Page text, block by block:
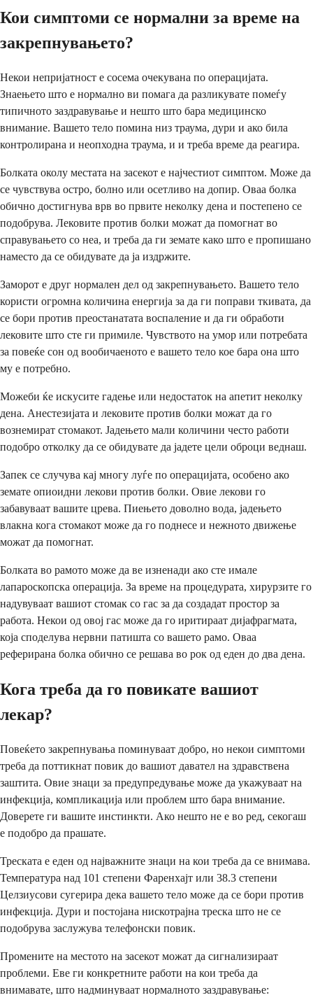
Кои симптоми се нормални за време на
закрепнувањето?
Некои непријатност е сосема очекувана по операцијата.
Знаењето што е нормално ви помага да разликувате помеѓу
типичното заздравување и нешто што бара медицинско
внимание. Вашето тело помина низ траума, дури и ако била
контролирана и неопходна траума, и и треба време да реагира.
Болката околу местата на засекот е најчестиот симптом. Може да
се чувствува остро, болно или осетливо на допир. Оваа болка
обично достигнува врв во првите неколку дена и постепено се
подобрува. Лековите против болки можат да помогнат во
справувањето со неа, и треба да ги земате како што е пропишано
наместо да се обидувате да ја издржите.
Заморот е друг нормален дел од закрепнувањето. Вашето тело
користи огромна количина енергија за да ги поправи ткивата, да
се бори против преостанатата воспаление и да ги обработи
лековите што сте ги примиле. Чувството на умор или потребата
за повеќе сон од вообичаеното е вашето тело кое бара она што
му е потребно.
Можеби ќе искусите гадење или недостаток на апетит неколку
дена. Анестезијата и лековите против болки можат да го
вознемират стомакот. Јадењето мали количини често работи
подобро отколку да се обидувате да јадете цели оброци веднаш.
Запек се случува кај многу луѓе по операцијата, особено ако
земате опиоидни лекови против болки. Овие лекови го
забавуваат вашите црева. Пиењето доволно вода, јадењето
влакна кога стомакот може да го поднесе и нежното движење
можат да помогнат.
Болката во рамото може да ве изненади ако сте имале
лапароскопска операција. За време на процедурата, хирурзите го
надувуваат вашиот стомак со гас за да создадат простор за
работа. Некои од овој гас може да го иритираат дијафрагмата,
која споделува нервни патишта со вашето рамо. Оваа
реферирана болка обично се решава во рок од еден до два дена.
Кога треба да го повикате вашиот
лекар?
Повеќето закрепнувања поминуваат добро, но некои симптоми
треба да поттикнат повик до вашиот давател на здравствена
заштита. Овие знаци за предупредување може да укажуваат на
инфекција, компликација или проблем што бара внимание.
Доверете ги вашите инстинкти. Ако нешто не е во ред, секогаш
е подобро да прашате.
Треската е еден од најважните знаци на кои треба да се внимава.
Температура над 101 степени Фаренхајт или 38.3 степени
Целзиусови сугерира дека вашето тело може да се бори против
инфекција. Дури и постојана нискотрајна треска што не се
подобрува заслужува телефонски повик.
Промените на местото на засекот можат да сигнализираат
проблеми. Еве ги конкретните работи на кои треба да
внимавате, што надминуваат нормалното заздравување: